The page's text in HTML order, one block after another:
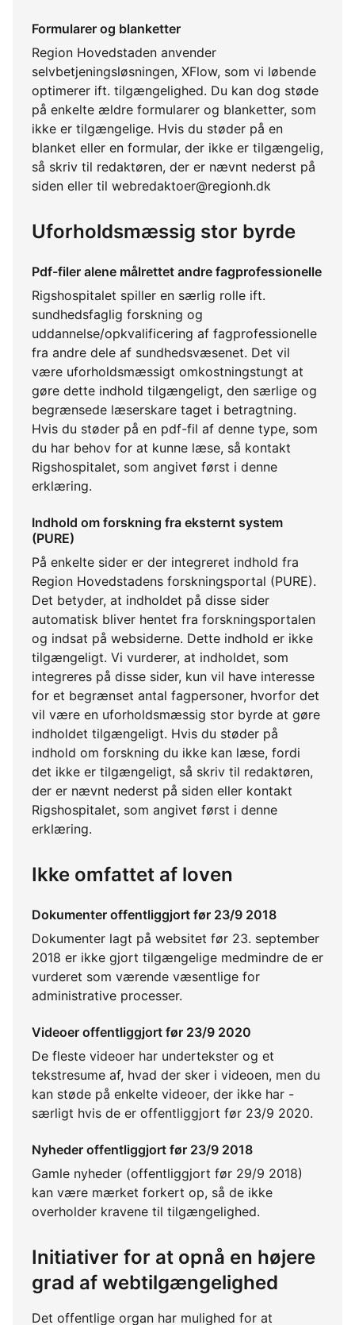
Formularer og blanketter
Region Hovedstaden anvender
selvbetjeningsløsningen, XFlow, som vi løbende
optimerer ift. tilgængelighed. Du kan dog støde
på enkelte ældre formularer og blanketter, som
ikke er tilgængelige. Hvis du støder på en
blanket eller en formular, der ikke er tilgængelig,
så skriv til redaktøren, der er nævnt nederst på
siden eller til webredaktoer@regionh.dk
Uforholdsmæssig stor byrde
Pdf-filer alene målrettet andre fagprofessionelle
Rigshospitalet spiller en særlig rolle ift.
sundhedsfaglig forskning og
uddannelse/opkvalificering af fagprofessionelle
fra andre dele af sundhedsvæsenet. Det vil
være uforholdsmæssigt omkostningstungt at
gøre dette indhold tilgængeligt, den særlige og
begrænsede læserskare taget i betragtning.
Hvis du støder på en pdf-fil af denne type, som
du har behov for at kunne læse, så kontakt
Rigshospitalet, som angivet først i denne
erklæring.
Indhold om forskning fra eksternt system
(PURE)
På enkelte sider er der integreret indhold fra
Region Hovedstadens forskningsportal (PURE).
Det betyder, at indholdet på disse sider
automatisk bliver hentet fra forskningsportalen
og indsat på websiderne. Dette indhold er ikke
tilgængeligt. Vi vurderer, at indholdet, som
integreres på disse sider, kun vil have interesse
for et begrænset antal fagpersoner, hvorfor det
vil være en uforholdsmæssig stor byrde at gøre
indholdet tilgængeligt. Hvis du støder på
indhold om forskning du ikke kan læse, fordi
det ikke er tilgængeligt, så skriv til redaktøren,
der er nævnt nederst på siden eller kontakt
Rigshospitalet, som angivet først i denne
erklæring.
Ikke omfattet af loven
Dokumenter offentliggjort før 23/9 2018
Dokumenter lagt på websitet før 23. september
2018 er ikke gjort tilgængelige medmindre de er
vurderet som værende væsentlige for
administrative processer.
Videoer offentliggjort før 23/9 2020
De fleste videoer har undertekster og et
tekstresume af, hvad der sker i videoen, men du
kan støde på enkelte videoer, der ikke har -
særligt hvis de er offentliggjort før 23/9 2020.
Nyheder offentliggjort før 23/9 2018
Gamle nyheder (offentliggjort før 29/9 2018)
kan være mærket forkert op, så de ikke
overholder kravene til tilgængelighed.
Initiativer for at opnå en højere
grad af webtilgængelighed
Det offentlige organ har mulighed for at